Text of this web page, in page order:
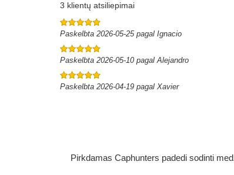
3 klientų atsiliepimai
Paskelbta 2026-05-25 pagal Ignacio
Paskelbta 2026-05-10 pagal Alejandro
Paskelbta 2026-04-19 pagal Xavier
Pirkdamas Caphunters padedi sodinti